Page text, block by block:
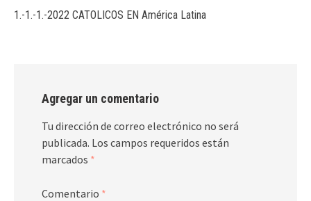
1.-1.-1.-2022 CATOLICOS EN América Latina
Agregar un comentario
Tu dirección de correo electrónico no será
publicada. Los campos requeridos están
marcados *
Comentario *